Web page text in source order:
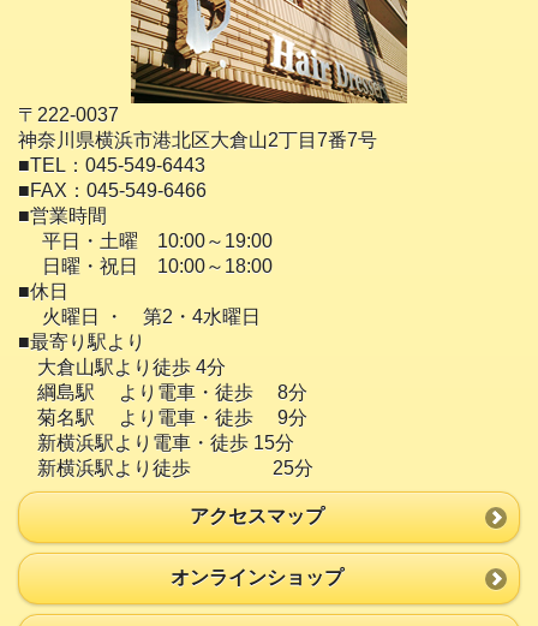
〒222-0037
神奈川県横浜市港北区大倉山2丁目7番7号
■TEL：045-549-6443
■FAX：045-549-6466
■営業時間
平日・土曜 10:00～19:00
日曜・祝日 10:00～18:00
■休日
火曜日 ・ 第2・4水曜日
■最寄り駅より
大倉山駅より徒歩 4分
綱島駅 より電車・徒歩 8分
菊名駅 より電車・徒歩 9分
新横浜駅より電車・徒歩 15分
新横浜駅より徒歩 25分
アクセスマップ
オンラインショップ